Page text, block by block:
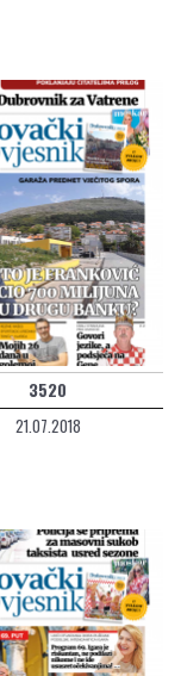
3520
21.07.2018